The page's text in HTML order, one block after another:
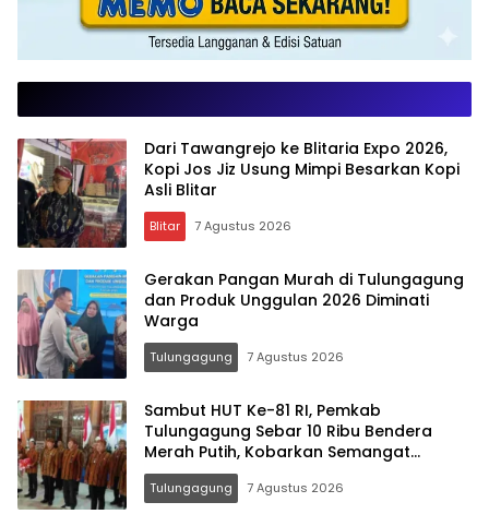
Dari Tawangrejo ke Blitaria Expo 2026,
Kopi Jos Jiz Usung Mimpi Besarkan Kopi
Asli Blitar
Blitar 7 Agustus 2026
Gerakan Pangan Murah di Tulungagung
dan Produk Unggulan 2026 Diminati
Warga
Tulungagung 7 Agustus 2026
Sambut HUT Ke-81 RI, Pemkab
Tulungagung Sebar 10 Ribu Bendera
Merah Putih, Kobarkan Semangat
Nasionalisme Hingga Pelosok Desa
Tulungagung 7 Agustus 2026